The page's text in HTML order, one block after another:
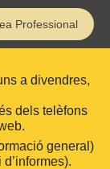
Professional
a divendres,
dels telèfons
general)
d’informes).